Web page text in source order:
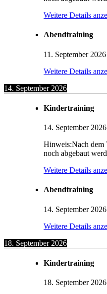
Weitere Details
Abendtraining
11. September 2026
Weitere Details
14. September 2026
Kindertraining
14. September 2026
Hinweis:Nach dem
noch abgebaut
Weitere Details
Abendtraining
14. September 2026
Weitere Details
18. September 2026
Kindertraining
18. September 2026